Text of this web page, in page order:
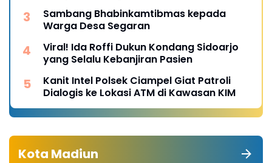
Sambang Bhabinkamtibmas kepada
Warga Desa Segaran
Viral! Ida Roffi Dukun Kondang Sidoarjo
yang Selalu Kebanjiran Pasien
Kanit Intel Polsek Ciampel Giat Patroli
Dialogis ke Lokasi ATM di Kawasan KIM
Kota Madiun